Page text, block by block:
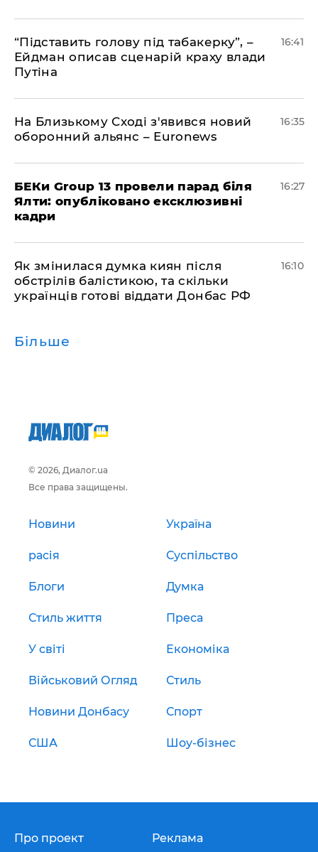
​“Підставить голову під табакерку”, –
Ейдман описав сценарій краху влади
Путіна
16:41
На Близькому Сході з'явився новий
оборонний альянс – Euronews
16:35
БЕКи Group 13 провели парад біля
Ялти: опубліковано ексклюзивні
кадри
16:27
Як змінилася думка киян після
обстрілів балістикою, та скільки
українців готові віддати Донбас РФ
16:10
Більше
© 2026, Диалог.ua
Все права защищены.
Новини Україна
расія Суспільство
Блоги Думка
Стиль життя Преса
У світі Економіка
Військовий Огляд Стиль
Новини Донбасу Спорт
США Шоу-бізнес
Про проект Реклама